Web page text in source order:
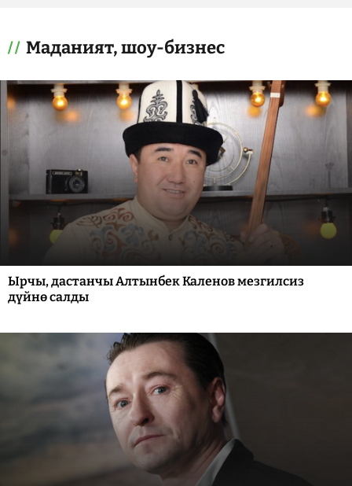
Маданият, шоу-бизнес
Ырчы, дастанчы Алтынбек Каленов мезгилсиз
дүйнө салды